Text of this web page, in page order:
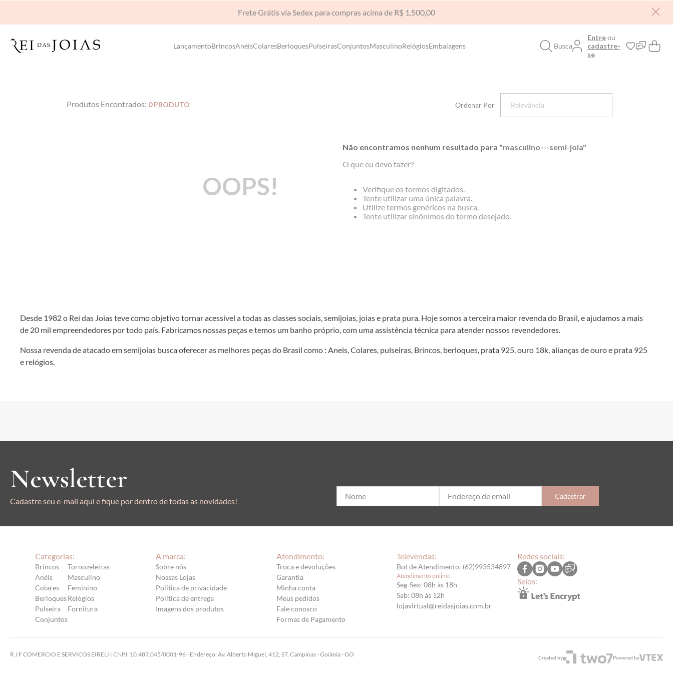
Frete Grátis via Sedex para compras acima de R$ 1.500,00
LançamentoBrincosAnéisColaresBerloquesPulseirasConjuntosMasculinoRelógiosEmbalagens Busca
Entreou
cadastre-
se
0PRODUTO Ordenar Por Relevância
OOPS!
Não encontramos nenhum resultado para "masculino---semi-joia"
O que eu devo fazer?
Verifique os termos digitados.
Tente utilizar uma única palavra.
Utilize termos genéricos na busca.
Tente utilizar sinônimos do termo desejado.
Desde 1982 o Rei das Joias teve como objetivo tornar acessível a todas as classes sociais, semijoias, joias e prata pura. Hoje somos a terceira maior revenda do Brasil, e ajudamos a mais
de 20 mil empreendedores por todo país. Fabricamos nossas peças e temos um banho próprio, com uma assistência técnica para atender nossos revendedores.
Nossa revenda de atacado em semijoias busca oferecer as melhores peças do Brasil como : Aneis, Colares, pulseiras, Brincos, berloques, prata 925, ouro 18k, alianças de ouro e prata 925
e relógios.
Newsletter
Cadastre seu e-mail aqui e fique por dentro de todas as novidades!
Cadastrar
Categorias:
Brincos
Anéis
Colares
Berloques
Pulseira
Conjuntos
Tornozeleiras
Masculino
Feminino
Relógios
Fornitura
A marca:
Sobre nós
Nossas Lojas
Política de privacidade
Política de entrega
Imagens dos produtos
Atendimento:
Troca e devoluções
Garantia
Minha conta
Meus pedidos
Fale conosco
Formas de Pagamento
Televendas:
Bot de Atendimento: (62)993534897
Atendimento online:
Seg-Sex: 08h às 18h
Sab: 08h às 12h
lojavirtual@reidasjoias.com.br
Redes sociais:
Selos:
R J F COMERCIO E SERVICOS EIRELI | CNPJ: 10.487.045/0001-96 - Endereço: Av. Alberto Miguel, 412, ST. Campinas - Goiânia - GO Created by Powered by